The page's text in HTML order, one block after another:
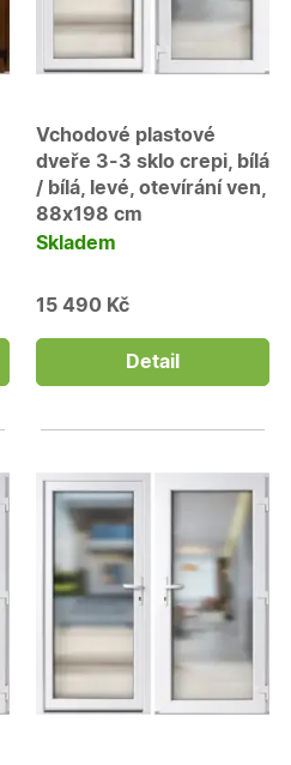
Vchodové plastové
dveře 3-3 sklo crepi, bílá
/ bílá, levé, otevírání ven,
88x198 cm
Skladem
15 490 Kč
Detail